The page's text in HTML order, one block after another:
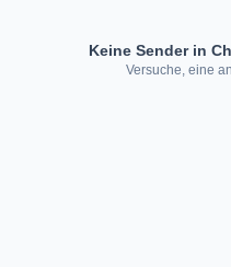
Keine Sender in
Versuche, eine